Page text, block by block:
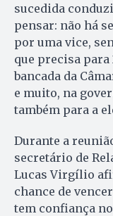
sucedida
pensar: não há
por uma vice,
que precisa para
bancada da
e muito, na
também para a
Durante a
secretário de
Lucas Virgílio
chance de
tem confiança